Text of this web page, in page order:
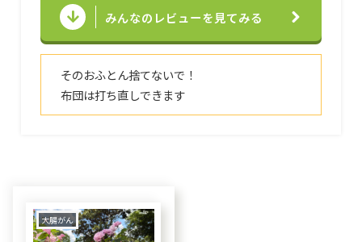
みんなのレビューを見てみる
そのおふとん捨てないで！
布団は打ち直しできます
大腸がん